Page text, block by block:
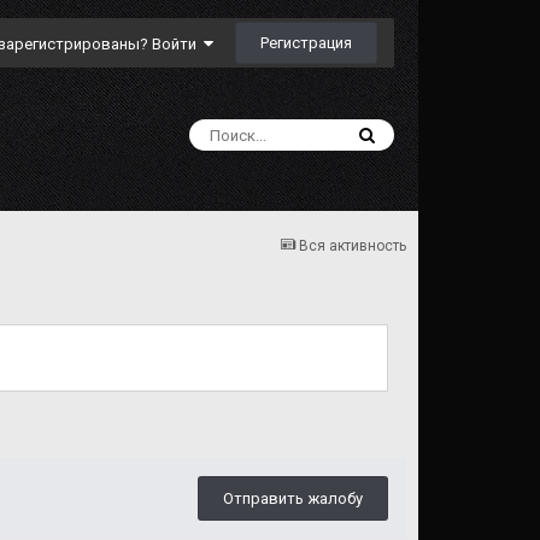
Войти Регистрация
Вся активность
Отправить жалобу